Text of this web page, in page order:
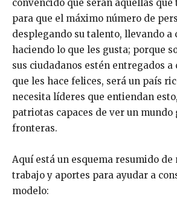
convencido que serán aquellas
para que el máximo número de
desplegando su talento, llevando a
haciendo lo que les gusta; porque
sus ciudadanos estén entregados
que les hace felices, será un país
necesita líderes que entiendan
patriotas capaces de ver un mundo
fronteras.
Aquí está un esquema resumido de
trabajo y aportes para ayudar a
modelo: